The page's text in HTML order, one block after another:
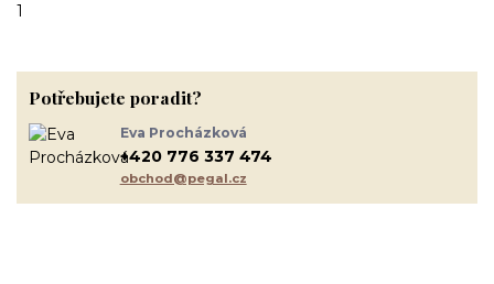
1
Potřebujete poradit?
Eva Procházková
+420 776 337 474
obchod@pegal.cz